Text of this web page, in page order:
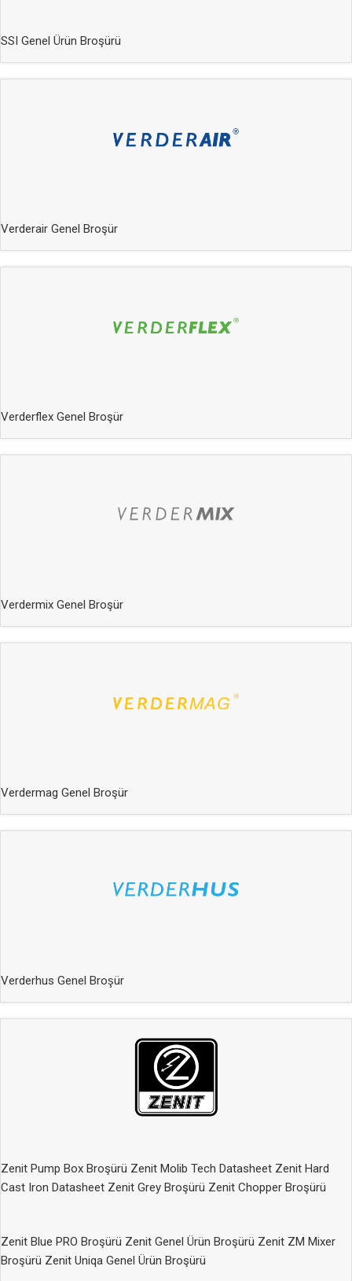
SSI Genel Ürün Broşürü
Verderair Genel Broşür
Verderflex Genel Broşür
Verdermix Genel Broşür
Verdermag Genel Broşür
Verderhus Genel Broşür
Zenit Pump Box Broşürü Zenit Molib Tech Datasheet Zenit Hard
Cast Iron Datasheet Zenit Grey Broşürü Zenit Chopper Broşürü
Zenit Blue PRO Broşürü Zenit Genel Ürün Broşürü Zenit ZM Mixer
Broşürü Zenit Uniqa Genel Ürün Broşürü